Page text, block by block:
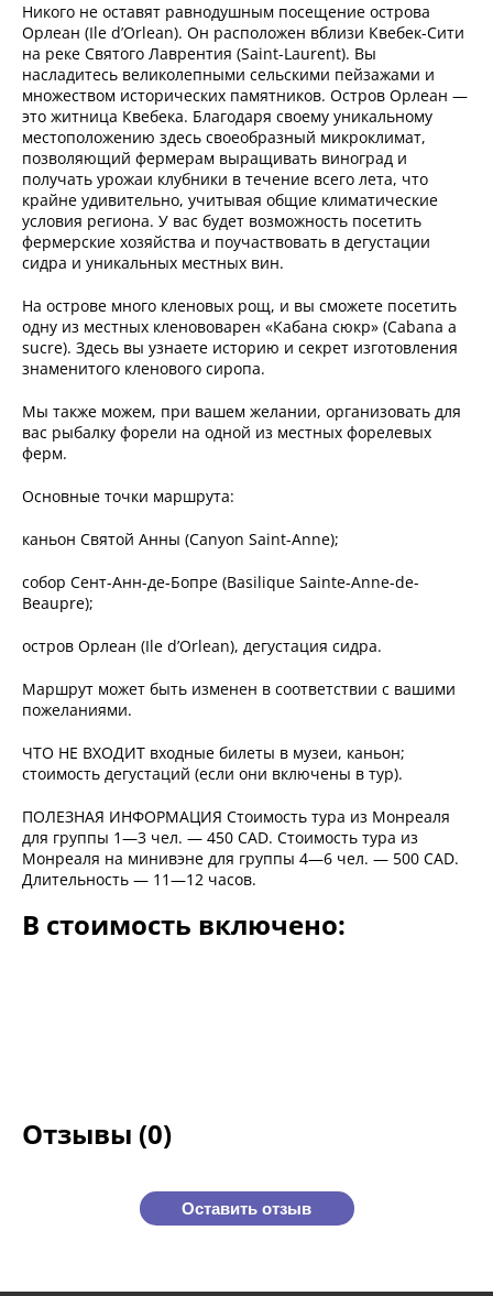
Никого не оставят равнодушным посещение острова
Орлеан (Ile d’Orlean). Он расположен вблизи Квебек-Сити
на реке Святого Лаврентия (Saint-Laurent). Вы
насладитесь великолепными сельскими пейзажами и
множеством исторических памятников. Остров Орлеан —
это житница Квебека. Благодаря своему уникальному
местоположению здесь своеобразный микроклимат,
позволяющий фермерам выращивать виноград и
получать урожаи клубники в течение всего лета, что
крайне удивительно, учитывая общие климатические
условия региона. У вас будет возможность посетить
фермерские хозяйства и поучаствовать в дегустации
сидра и уникальных местных вин.
На острове много кленовых рощ, и вы сможете посетить
одну из местных кленововарен «Кабана сюкр» (Cabana a
sucre). Здесь вы узнаете историю и секрет изготовления
знаменитого кленового сиропа.
Мы также можем, при вашем желании, организовать для
вас рыбалку форели на одной из местных форелевых
ферм.
Основные точки маршрута:
каньон Святой Анны (Canyon Saint-Anne);
собор Сент-Анн-де-Бопре (Basilique Sainte-Anne-de-
Beaupre);
остров Орлеан (Ile d’Orlean), дегустация сидра.
Маршрут может быть изменен в соответствии с вашими
пожеланиями.
ЧТО НЕ ВХОДИТ входные билеты в музеи, каньон;
стоимость дегустаций (если они включены в тур).
ПОЛЕЗНАЯ ИНФОРМАЦИЯ Стоимость тура из Монреаля
для группы 1—3 чел. — 450 CAD. Стоимость тура из
Монреаля на минивэне для группы 4—6 чел. — 500 CAD.
Длительность — 11—12 часов.
В стоимость включено:
Отзывы (0)
Оставить отзыв